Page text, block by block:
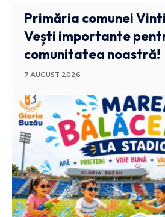
Primăria comunei
Vești importante
comunitatea noastră!
7 AUGUST 2026